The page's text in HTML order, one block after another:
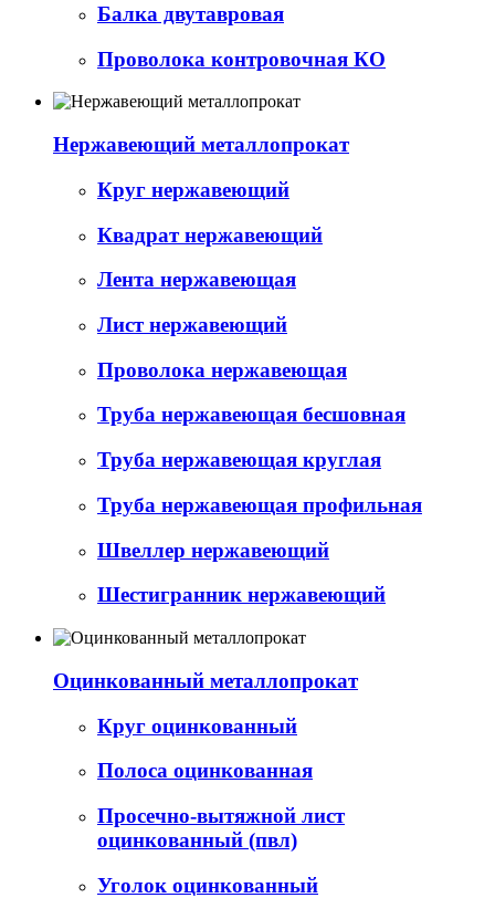
Балка двутавровая
Проволока контровочная КО
Нержавеющий металлопрокат
Круг нержавеющий
Квадрат нержавеющий
Лента нержавеющая
Лист нержавеющий
Проволока нержавеющая
Труба нержавеющая бесшовная
Труба нержавеющая круглая
Труба нержавеющая профильная
Швеллер нержавеющий
Шестигранник нержавеющий
Оцинкованный металлопрокат
Круг оцинкованный
Полоса оцинкованная
Просечно-вытяжной лист
оцинкованный (пвл)
Уголок оцинкованный